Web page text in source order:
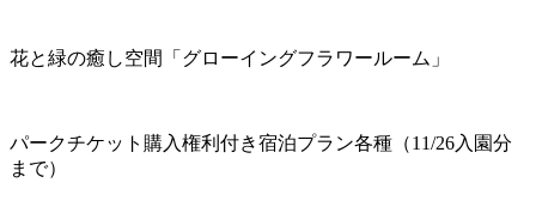
花と緑の癒し空間「グローイングフラワールーム」
パークチケット購入権利付き宿泊プラン各種（11/26入園分
まで）